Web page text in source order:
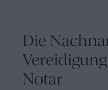
Die
Notar